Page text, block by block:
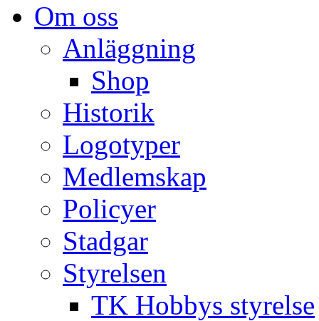
Om oss
Anläggning
Shop
Historik
Logotyper
Medlemskap
Policyer
Stadgar
Styrelsen
TK Hobbys styrelse